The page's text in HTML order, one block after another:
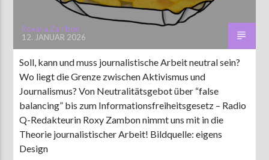
Roxana Zambon
12. JANUAR 2026
Soll, kann und muss journalistische Arbeit neutral sein?
Wo liegt die Grenze zwischen Aktivismus und
Journalismus? Von Neutralitätsgebot über “false
balancing” bis zum Informationsfreiheitsgesetz – Radio
Q-Redakteurin Roxy Zambon nimmt uns mit in die
Theorie journalistischer Arbeit! Bildquelle: eigens
Design